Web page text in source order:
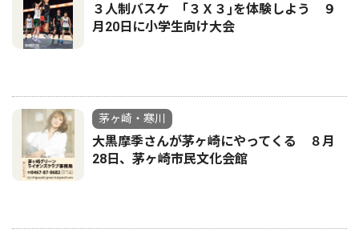
３人制バスケ ｢３Ｘ３｣を体験しよう ９
月20日に小学生向け大会
茅ヶ崎・寒川
大黒摩季さんが茅ヶ崎にやってくる ８月
28日、茅ヶ崎市民文化会館